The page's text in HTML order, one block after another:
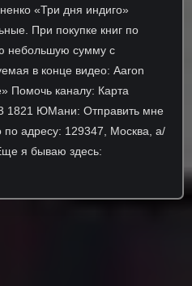
«Три дня индиго»
При покупке книг по
небольшую сумму с
в конце видео: Aaron
Помочь каналу: Карта
1821 ЮМани: Отправить мне
адресу: 129347, Москва, а/
я бываю здесь: